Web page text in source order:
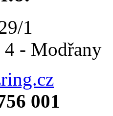
1
4 - Modřany
001